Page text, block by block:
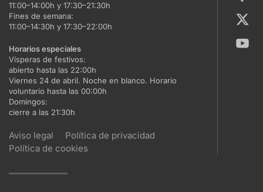
11:00–14:00h y 17:30–21:30h
Fines de semana:
11:00–14:30h y 17:30–22:00h
Horarios especiales
Vísperas de festivos:
abierto hasta las 22:00h
Viernes 24 de abril. Noche en blanco. Horario
voluntario hasta las 00:00h
Domingos:
cierre a las 21:30h
Aviso legal
Política de privacidad
Política de cookies